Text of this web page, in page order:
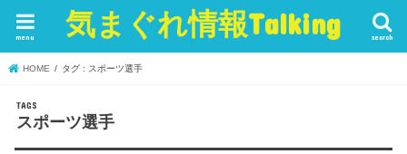
気まぐれ情報Talking search
menu
HOME タグ : スポーツ選手
スポーツ選手